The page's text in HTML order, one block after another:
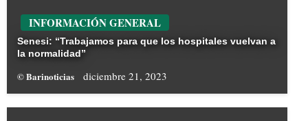
INFORMACIÓN GENERAL
Senesi: “Trabajamos para que los hospitales vuelvan a
la normalidad”
© Barinoticias diciembre 21, 2023